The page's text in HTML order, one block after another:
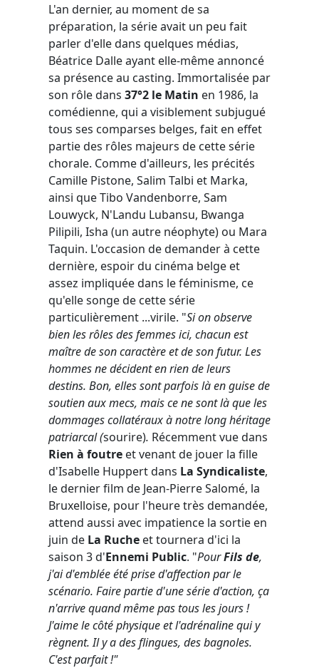
L'an dernier, au moment de sa
préparation, la série avait un peu fait
parler d'elle dans quelques médias,
Béatrice Dalle ayant elle-même annoncé
sa présence au casting. Immortalisée par
son rôle dans 37°2 le Matin en 1986, la
comédienne, qui a visiblement subjugué
tous ses comparses belges, fait en effet
partie des rôles majeurs de cette série
chorale. Comme d'ailleurs, les précités
Camille Pistone, Salim Talbi et Marka,
ainsi que Tibo Vandenborre, Sam
Louwyck, N'Landu Lubansu, Bwanga
Pilipili, Isha (un autre néophyte) ou Mara
Taquin. L'occasion de demander à cette
dernière, espoir du cinéma belge et
assez impliquée dans le féminisme, ce
qu'elle songe de cette série
particulièrement ...virile. "Si on observe
bien les rôles des femmes ici, chacun est
maître de son caractère et de son futur. Les
hommes ne décident en rien de leurs
destins. Bon, elles sont parfois là en guise de
soutien aux mecs, mais ce ne sont là que les
dommages collatéraux à notre long héritage
patriarcal (sourire).
Rien à foutre et venant de jouer la fille
d'Isabelle Huppert dans La Syndicaliste,
le dernier film de Jean-Pierre Salomé, la
Bruxelloise, pour l'heure très demandée,
attend aussi avec impatience la sortie en
juin de La Ruche et tournera d'ici la
saison 3 d'Ennemi Public. "PourFils de,
j'ai d'emblée été prise d'affection par le
scénario. Faire partie d'une série d'action, ça
n'arrive quand même pas tous les jours !
J'aime le côté physique et l'adrénaline qui y
règnent. Il y a des flingues, des bagnoles.
C'est parfait !"